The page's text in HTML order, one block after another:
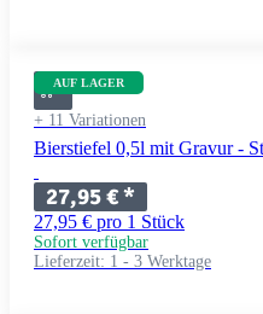
AUF LAGER
+ 11 Variationen
Bierstiefel 0,5l mit Gravur -
27,95 €*
27,95 € pro 1 Stück
Sofort verfügbar
Lieferzeit: 1 - 3 Werktage